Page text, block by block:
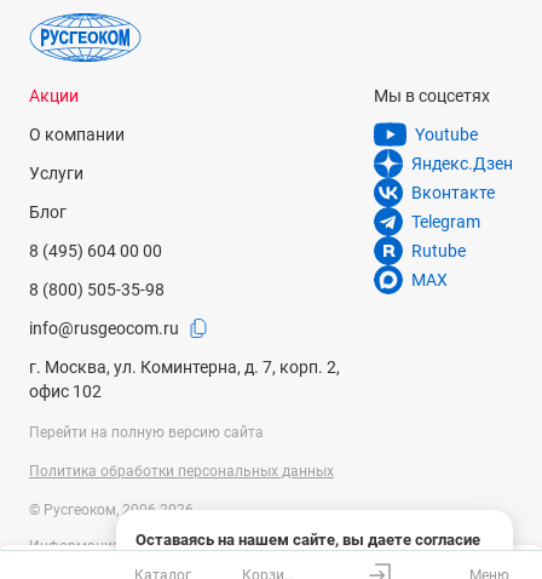
Оставаясь на нашем сайте, вы даете согласие
на использование файлов cookies и сбор данных
Акции
О компании
Услуги
Блог
8 (495) 604 00 00
8 (800) 505-35-98
info@rusgeocom.ru
г. Москва, ул. Коминтерна, д. 7, корп. 2,
офис 102
Мы в соцсетях
Youtube
Яндекс.Дзен
Вконтакте
Telegram
Rutube
MAX
Перейти на полную версию сайта
Политика обработки персональных данных
© Русгеоком, 2006-2026
Информация на сайте носит справочный характер и не является
публичной офертой, определяемой положениями Статьи 437
Каталог Меню